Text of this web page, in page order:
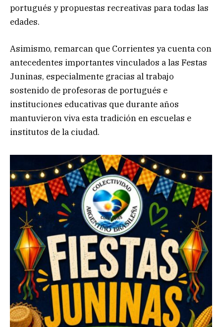
portugués y propuestas recreativas para todas las
edades.
Asimismo, remarcan que Corrientes ya cuenta con
antecedentes importantes vinculados a las Festas
Juninas, especialmente gracias al trabajo
sostenido de profesoras de portugués e
instituciones educativas que durante años
mantuvieron viva esta tradición en escuelas e
institutos de la ciudad.